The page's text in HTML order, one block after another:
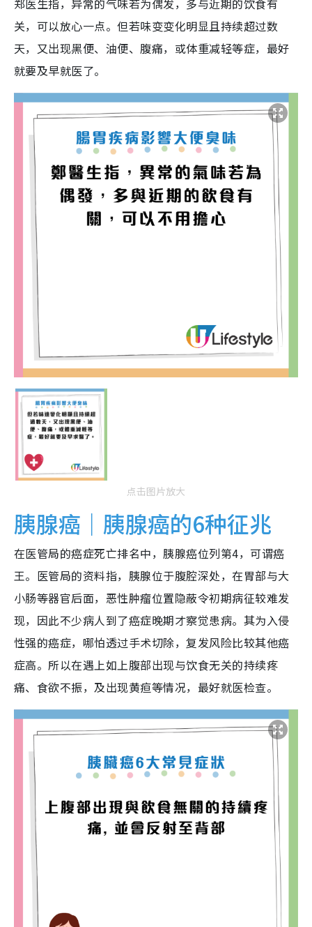
郑医生指，异常的气味若为偶发，多与近期的饮食有
关，可以放心一点。但若味变变化明显且持续超过数
天，又出现黑便、油便、腹痛，或体重减轻等症，最好
就要及早就医了。
点击图片放大
胰腺癌｜胰腺癌的6种征兆
在医管局的癌症死亡排名中，胰腺癌位列第4，可谓癌
王。医管局的资料指，胰腺位于腹腔深处，在胃部与大
小肠等器官后面，恶性肿瘤位置隐蔽令初期病征较难发
现，因此不少病人到了癌症晚期才察觉患病。其为入侵
性强的癌症，哪怕透过手术切除，复发风险比较其他癌
症高。所以在遇上如上腹部出现与饮食无关的持续疼
痛、食欲不振，及出现黄疸等情况，最好就医检查。